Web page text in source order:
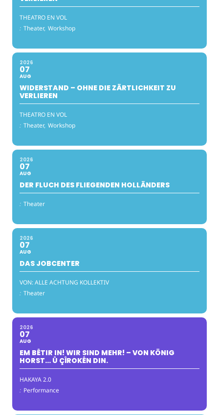
THEATRO EN VOL
: Theater, Workshop
2026
07
AUG
WIDERSTAND – OHNE DIE ZÄRTLICHKEIT ZU
VERLIEREN
THEATRO EN VOL
: Theater, Workshop
2026
07
AUG
DER FLUCH DES FLIEGENDEN HOLLÄNDERS
: Theater
2026
07
AUG
DAS JOBCENTER
VON: ALLE ACHTUNG KOLLEKTIV
: Theater
2026
07
AUG
EM BÊTIR IN! WIR SIND MEHR! – VON KÖNIG
HORST… Û ÇÎROKÊN DIN.
HAKAYA 2.0
: Performance